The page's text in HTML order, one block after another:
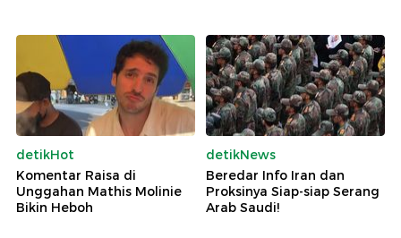
detikHot
Komentar Raisa di
Unggahan Mathis Molinie
Bikin Heboh
detikNews
Beredar Info Iran dan
Proksinya Siap-siap Serang
Arab Saudi!